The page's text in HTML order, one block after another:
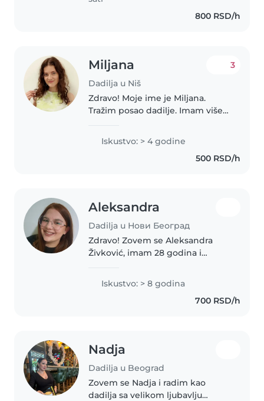
800 RSD/h
Miljana
Dadilja u Niš
3
Zdravo! Moje ime je Miljana.
Tražim posao dadilje. Imam više
sa decom, kao i više od dve
godine radnog iskustva na
poziciji animatora u igraonici
Iskustvo: > 4 godine
500 RSD/h
Aleksandra
Dadilja u Нови Београд
Zdravo! Zovem se Aleksandra
Živković, imam 28 godina i
obrazovanje vaspitača. Rad sa
decom je moja velika ljubav i
životni poziv, a iza sebe imam..
Iskustvo: > 8 godina
700 RSD/h
Nadja
Dadilja u Beograd
Zovem se Nadja i radim kao
dadilja sa velikom ljubavlju